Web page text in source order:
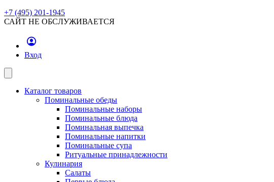
+7 (495) 201-1945
САЙТ НЕ ОБСЛУЖИВАЕТСЯ
Вход
Каталог товаров
Поминальные обеды
Поминальные наборы
Поминальные блюда
Поминальная выпечка
Поминальные напитки
Поминальные супа
Ритуальные принадлежности
Кулинария
Салаты